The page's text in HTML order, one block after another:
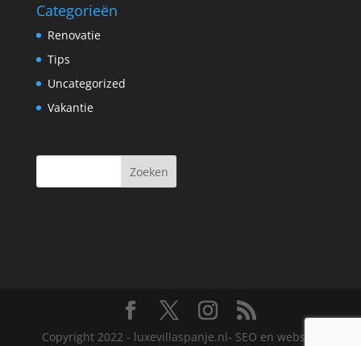
Categorieën
Renovatie
Tips
Uncategorized
Vakantie
Copyright 2022 - luxevillaspanje.nl- SEO en website